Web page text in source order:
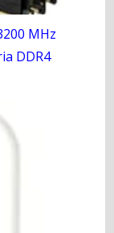
MHz
DDR4